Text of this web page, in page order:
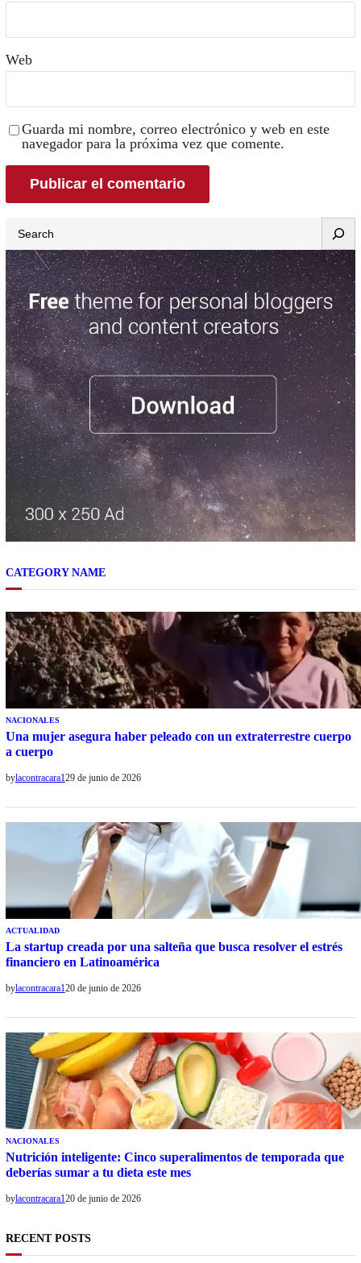
Web
Guarda mi nombre, correo electrónico y web en este
navegador para la próxima vez que comente.
CATEGORY NAME
NACIONALES
Una mujer asegura haber peleado con un extraterrestre cuerpo
a cuerpo
bylacontracara129 de junio de 2026
ACTUALIDAD
La startup creada por una salteña que busca resolver el estrés
financiero en Latinoamérica
bylacontracara120 de junio de 2026
NACIONALES
Nutrición inteligente: Cinco superalimentos de temporada que
deberías sumar a tu dieta este mes
bylacontracara120 de junio de 2026
RECENT POSTS